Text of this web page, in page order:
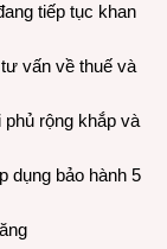
tiếp tục khan
vấn về thuế và
phủ rộng khắp và
dụng bảo hành 5